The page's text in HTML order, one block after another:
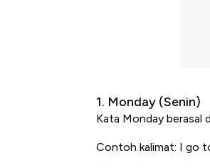
1. Monday (Senin)
Kata Monday berasal
Contoh kalimat: I go